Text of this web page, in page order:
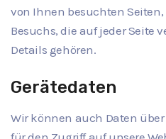
von Ihnen besuchten
Besuchs, die auf jeder Seite
Details gehören.
Gerätedaten
Wir können auch Daten über